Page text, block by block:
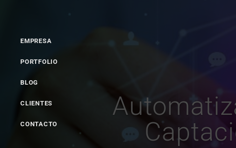
EMPRESA
PORTFOLIO
BLOG
CLIENTES
CONTACTO